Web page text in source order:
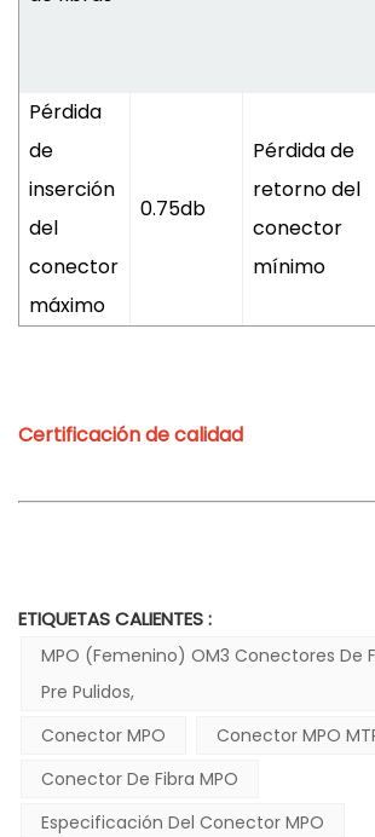
Pérdida
de
inserción
del
conector
máximo
0.75db
Pérdida de
retorno del
conector
mínimo
Certificación de calidad
ETIQUETAS CALIENTES :
MPO (femenino) OM3 Conectores De
Pre Pulidos,
Conector MPO
Conector MPO
Conector De Fibra MPO
Especificación Del Conector MPO